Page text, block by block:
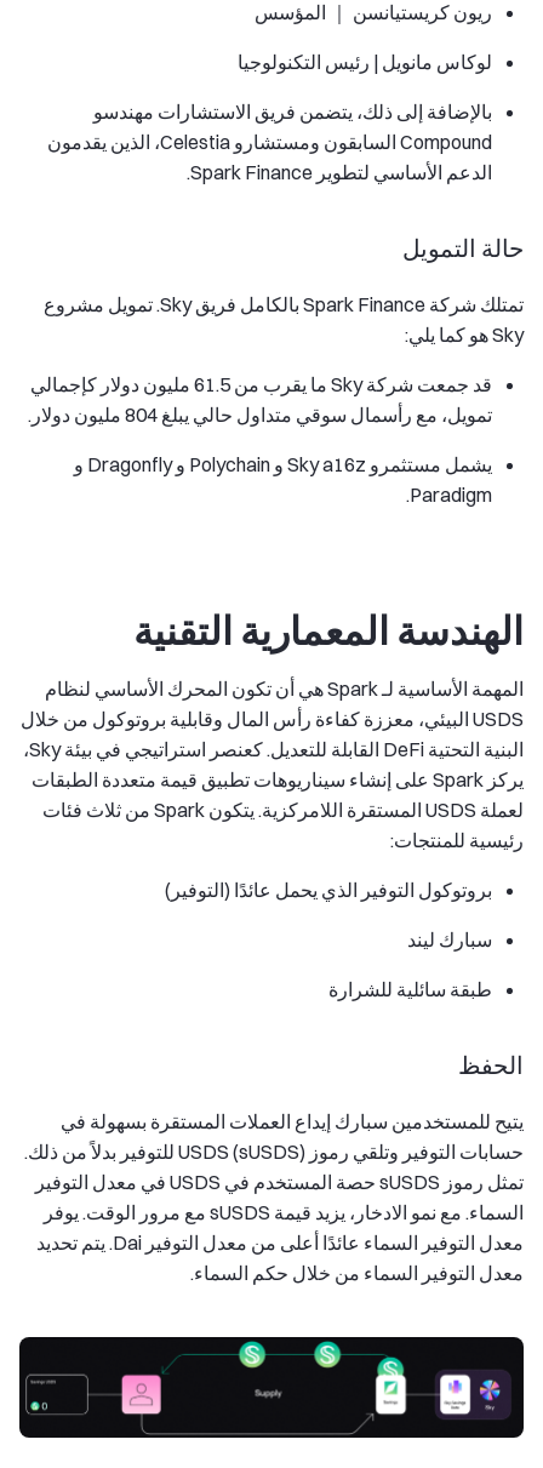
ريون كريستيانسن ｜ المؤسس
لوكاس مانويل | رئيس التكنولوجيا
بالإضافة إلى ذلك، يتضمن فريق الاستشارات مهندسو
Compound السابقون ومستشارو Celestia، الذين يقدمون
الدعم الأساسي لتطوير Spark Finance.
حالة التمويل
تمتلك شركة Spark Finance بالكامل فريق Sky. تمويل مشروع
Sky هو كما يلي:
قد جمعت شركة Sky ما يقرب من 61.5 مليون دولار كإجمالي
تمويل، مع رأسمال سوقي متداول حالي يبلغ 804 مليون دولار.
يشمل مستثمرو Sky a16z و Polychain و Dragonfly و
Paradigm.
الهندسة المعمارية التقنية
المهمة الأساسية لـ Spark هي أن تكون المحرك الأساسي لنظام
USDS البيئي، معززة كفاءة رأس المال وقابلية بروتوكول من خلال
البنية التحتية DeFi القابلة للتعديل. كعنصر استراتيجي في بيئة Sky،
يركز Spark على إنشاء سيناريوهات تطبيق قيمة متعددة الطبقات
لعملة USDS المستقرة اللامركزية. يتكون Spark من ثلاث فئات
رئيسية للمنتجات:
بروتوكول التوفير الذي يحمل عائدًا (التوفير)
سبارك ليند
طبقة سائلية للشرارة
الحفظ
يتيح للمستخدمين سبارك إيداع العملات المستقرة بسهولة في
حسابات التوفير وتلقي رموز USDS (sUSDS) للتوفير بدلاً من ذلك.
تمثل رموز sUSDS حصة المستخدم في USDS في معدل التوفير
السماء. مع نمو الادخار، يزيد قيمة sUSDS مع مرور الوقت. يوفر
معدل التوفير السماء عائدًا أعلى من معدل التوفير Dai. يتم تحديد
معدل التوفير السماء من خلال حكم السماء.